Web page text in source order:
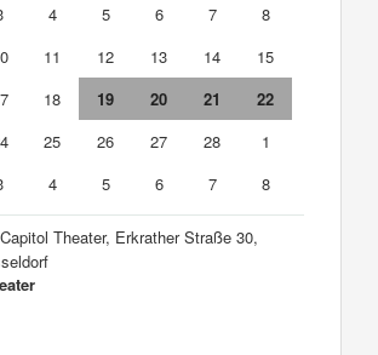
4 5 6 7
8
11 12 13 14
15
18 19 20 21
22
25 26 27 28
1
4 5 6 7 8
Capitol Theater, Erkrather Straße 30,